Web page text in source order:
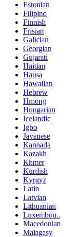
Estonian
Filipino
Finnish
Frisian
Galician
Georgian
Gujarati
Haitian
Hausa
Hawaiian
Hebrew
Hmong
Hungarian
Icelandic
Igbo
Javanese
Kannada
Kazakh
Khmer
Kurdish
Kyrgyz
Latin
Latvian
Lithuanian
Luxembou..
Macedonian
Malagasy